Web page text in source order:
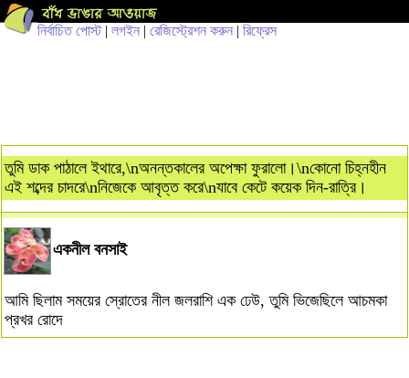
নির্বাচিত পোস্ট| লগইন | রেজিস্ট্রেশন করুন | রিফ্রেস
তুমি ডাক পাঠালে ইথারে,\nঅনন্তকালের অপেক্ষা ফুরালো।\nকোনো চিহ্নহীন
এই শব্দের চাদরে\nনিজেকে আবৃত্ত করে\nযাবে কেটে কয়েক দিন-রাত্রি।
একনীল বনসাই
আমি ছিলাম সময়ের স্রোতের নীল জলরাশি এক ঢেউ, তুমি ভিজেছিলে আচমকা
প্রখর রোদে